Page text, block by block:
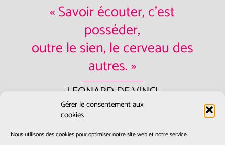
Gérer le consentement aux
cookies
Nous utilisons des cookies pour optimiser notre site web et notre service.
« Savoir écouter, c'est
posséder,
outre le sien, le cerveau des
autres. »
LEONARD DE VINCI
Contactez-nous:accueil@ecoute-